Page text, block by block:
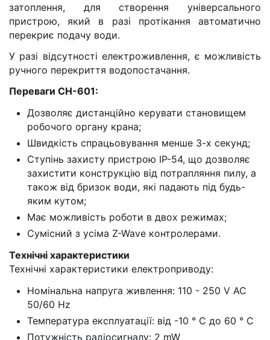
затоплення, для створення універсального
пристрою, який в разі протікання автоматично
перекриє подачу води.
У разі відсутності електроживлення, є можливість
ручного перекриття водопостачання.
Переваги СН-601:
Дозволяє дистанційно керувати становищем
робочого органу крана;
Швидкість спрацьовування менше 3-х секунд;
Ступінь захисту пристрою IP-54, що дозволяє
захистити конструкцію від потрапляння пилу, а
також від бризок води, які падають під будь-
яким кутом;
Має можливість роботи в двох режимах;
Сумісний з усіма Z-Wave контролерами.
Технічні характеристики
Технічні характеристики електроприводу:
Номінальна напруга живлення: 110 - 250 V AC
50/60 Hz
Температура експлуатації: від -10 ° C до 60 ° C
Потужність радіосигналу: 2 mW